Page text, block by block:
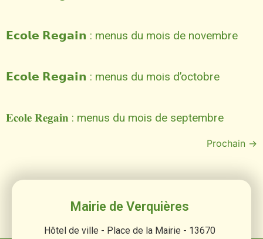
𝗘𝗰𝗼𝗹𝗲 𝗥𝗲𝗴𝗮𝗶𝗻 : menus du mois de novembre
𝗘𝗰𝗼𝗹𝗲 𝗥𝗲𝗴𝗮𝗶𝗻 : menus du mois d’octobre
𝐄𝐜𝐨𝐥𝐞 𝐑𝐞𝐠𝐚𝐢𝐧 : menus du mois de septembre
Prochain →
Mairie de Verquières
Hôtel de ville - Place de la Mairie - 13670